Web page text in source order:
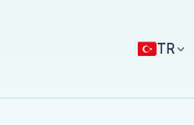
TR